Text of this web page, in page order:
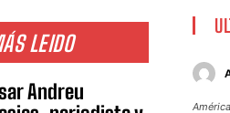
LEIDO
Andreu